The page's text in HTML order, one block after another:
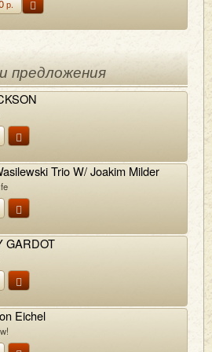
р.
предложения
Trio W/ Joakim Milder
GARDOT
Eichel